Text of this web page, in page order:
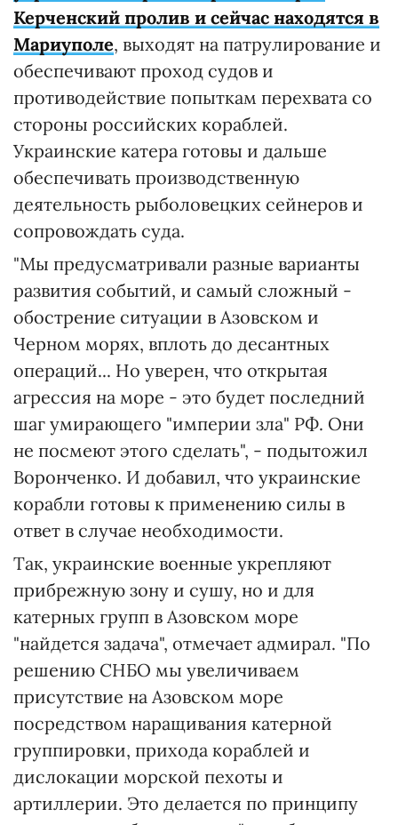
Керченский пролив и сейчас находятся в
Мариуполе, выходят на патрулирование и
обеспечивают проход судов и
противодействие попыткам перехвата со
стороны российских кораблей.
Украинские катера готовы и дальше
обеспечивать производственную
деятельность рыболовецких сейнеров и
сопровождать суда.
"Мы предусматривали разные варианты
развития событий, и самый сложный -
обострение ситуации в Азовском и
Черном морях, вплоть до десантных
операций... Но уверен, что открытая
агрессия на море - это будет последний
шаг умирающего "империи зла" РФ. Они
не посмеют этого сделать", - подытожил
Воронченко. И добавил, что украинские
корабли готовы к применению силы в
ответ в случае необходимости.
Так, украинские военные укрепляют
прибрежную зону и сушу, но и для
катерных групп в Азовском море
"найдется задача", отмечает адмирал. "По
решению СНБО мы увеличиваем
присутствие на Азовском море
посредством наращивания катерной
группировки, прихода кораблей и
дислокации морской пехоты и
артиллерии. Это делается по принципу